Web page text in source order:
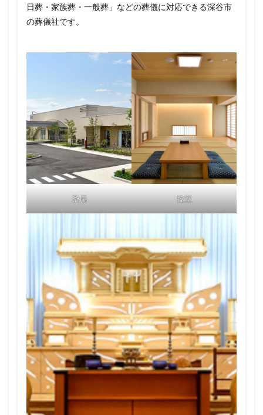
日葬・家族葬・一般葬」などの葬儀に対応できる深谷市
の葬儀社です。
斎場 控室